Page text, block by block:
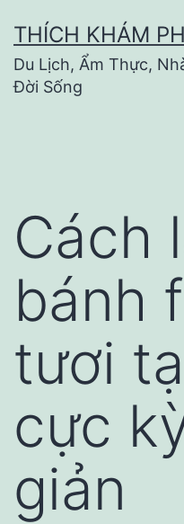
to
content
THÍCH KHÁM
Du Lịch, Ẩm Thực,
Đời Sống
Cách
bánh
tươi
cực
giản